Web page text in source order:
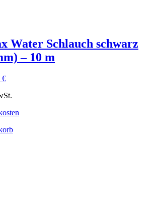
Water Schlauch schwarz
– 10 m
€Aktueller
ist: